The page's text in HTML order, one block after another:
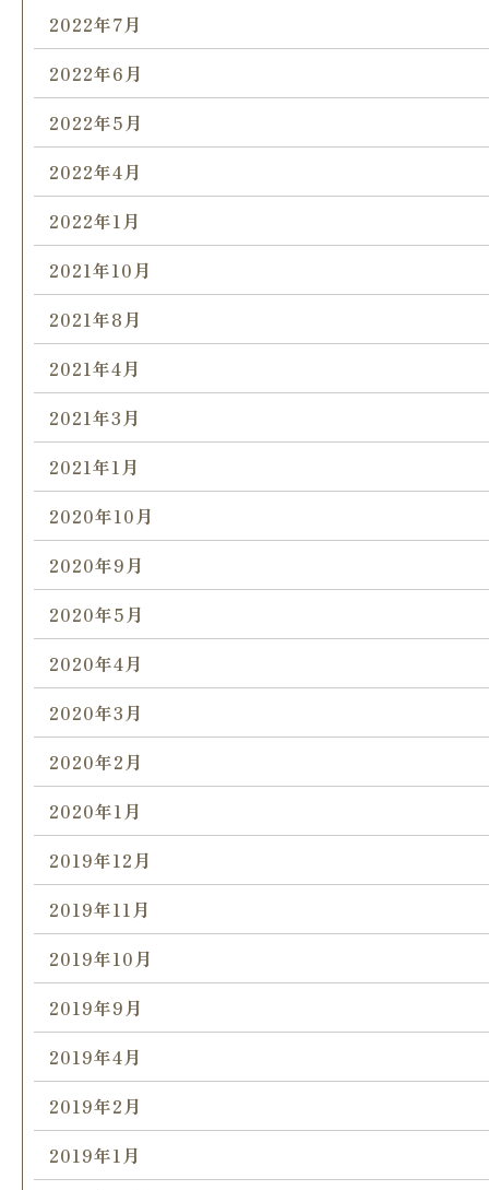
2022年7月
2022年6月
2022年5月
2022年4月
2022年1月
2021年10月
2021年8月
2021年4月
2021年3月
2021年1月
2020年10月
2020年9月
2020年5月
2020年4月
2020年3月
2020年2月
2020年1月
2019年12月
2019年11月
2019年10月
2019年9月
2019年4月
2019年2月
2019年1月